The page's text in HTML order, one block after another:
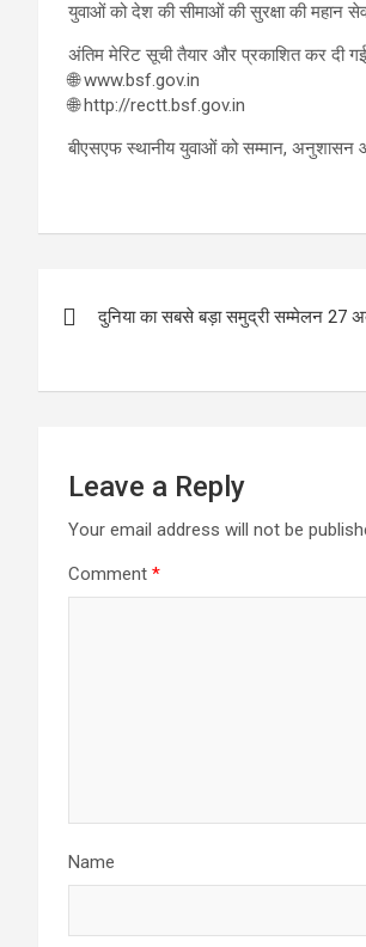
युवाओं को देश की सीमाओं की सुरक्षा की महान
अंतिम मेरिट सूची तैयार और प्रकाशित कर दी
🌐 www.bsf.gov.in
🌐 http://rectt.bsf.gov.in
बीएसएफ स्थानीय युवाओं को सम्मान, अनुशासन
navigation
दुनिया का सबसे बड़ा समुद्री सम्मेलन 27
Leave a Reply
Your email address will not be
Comment *
Name